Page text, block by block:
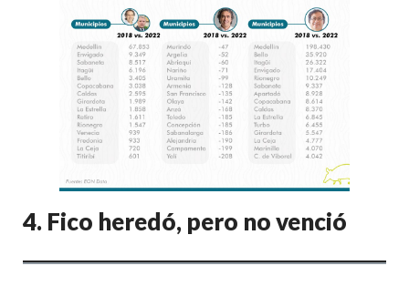
4. Fico heredó, pero no venció